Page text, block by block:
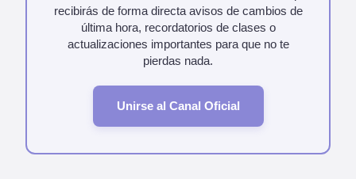
recibirás de forma directa avisos de cambios de
última hora, recordatorios de clases o
actualizaciones importantes para que no te
pierdas nada.
Unirse al Canal Oficial